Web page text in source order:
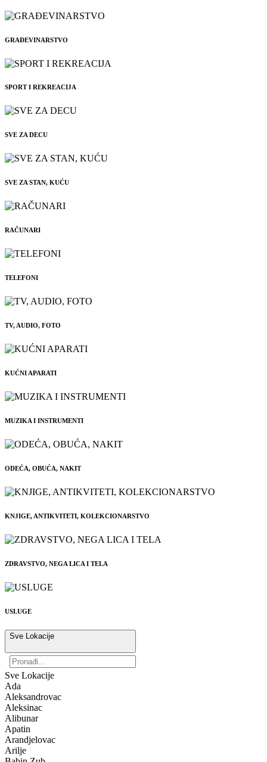
GRAĐEVINARSTVO
SPORT I REKREACIJA
SVE ZA DECU
SVE ZA STAN, KUĆU
RAČUNARI
TELEFONI
TV, AUDIO, FOTO
KUĆNI APARATI
MUZIKA I INSTRUMENTI
ODEĆA, OBUĆA, NAKIT
KNJIGE, ANTIKVITETI, KOLEKCIONARSTVO
ZDRAVSTVO, NEGA LICA I TELA
USLUGE
Sve Lokacije
Sve Lokacije
Ada
Aleksandrovac
Aleksinac
Alibunar
Apatin
Arandjelovac
Arilje